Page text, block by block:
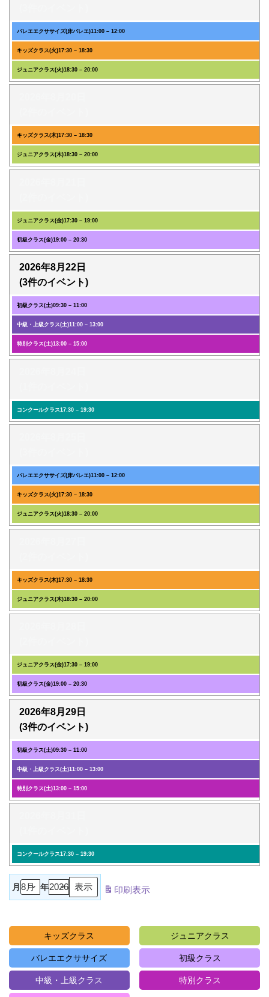
バレエエクササイズ(床バレエ)11:00 – 12:00
キッズクラス(火)17:30 – 18:30
ジュニアクラス(火)18:30 – 20:00
キッズクラス(木)17:30 – 18:30
ジュニアクラス(木)18:30 – 20:00
ジュニアクラス(金)17:30 – 19:00
初級クラス(金)19:00 – 20:30
2026年8月22日
(3件のイベント)
初級クラス(土)09:30 – 11:00
中級・上級クラス(土)11:00 – 13:00
特別クラス(土)13:00 – 15:00
コンクールクラス17:30 – 19:30
バレエエクササイズ(床バレエ)11:00 – 12:00
キッズクラス(火)17:30 – 18:30
ジュニアクラス(火)18:30 – 20:00
キッズクラス(木)17:30 – 18:30
ジュニアクラス(木)18:30 – 20:00
ジュニアクラス(金)17:30 – 19:00
初級クラス(金)19:00 – 20:30
2026年8月29日
(3件のイベント)
初級クラス(土)09:30 – 11:00
中級・上級クラス(土)11:00 – 13:00
特別クラス(土)13:00 – 15:00
コンクールクラス17:30 – 19:30
月 年 印刷表示
キッズクラス ジュニアクラス
バレエエクササイズ 初級クラス
中級・上級クラス 特別クラス